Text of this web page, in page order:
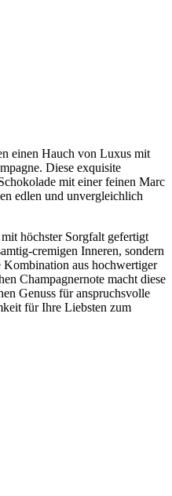
einen Hauch von Luxus mit
Diese exquisite
mit einer feinen Marc
edlen und unvergleichlich
höchster Sorgfalt gefertigt
cremigen Inneren, sondern
aus hochwertiger
Champagnernote macht diese
Genuss für anspruchsvolle
für Ihre Liebsten zum